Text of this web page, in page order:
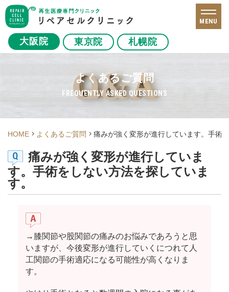
大阪院 東京院 札幌院
MENU
よくあるご質問
FREQUENTLY ASKED QUESTIONS
HOME よくあるご質問 痛みが強く変形が進行しています。手術
痛みが強く変形が進行していま
す。手術をしない方法を探していま
す。
→膝関節や股関節の痛みのお悩みであろうと思
いますが、今後変形が進行していくにつれて人
工関節の手術適応になる可能性が高くなりま
す。